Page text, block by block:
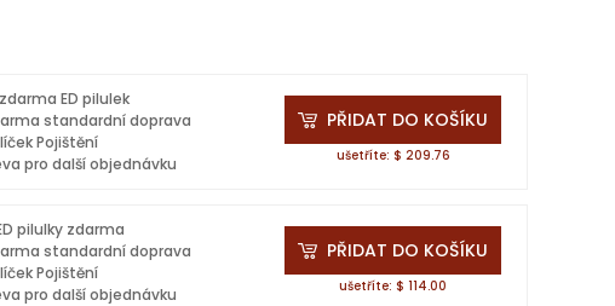
ED pilulek
standardní doprava
Pojištění
pro další objednávku
PŘIDAT DO KOŠÍKU
ušetříte: $ 209.76
pilulky zdarma
standardní doprava
Pojištění
pro další objednávku
PŘIDAT DO KOŠÍKU
ušetříte: $ 114.00